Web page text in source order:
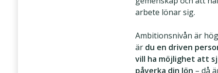
arbete lönar sig.
Ambitionsnivån är
är du en driven
vill ha möjlighet att
påverka din lön – då